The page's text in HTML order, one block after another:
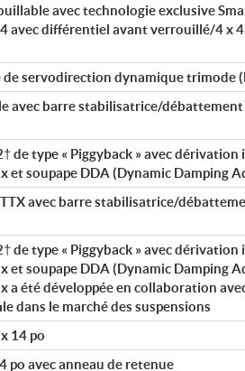
avec technologie exclusive
avec différentiel avant verrouillé/4 x 4
de servodirection dynamique trimode
avec barre stabilisatrice/débattement
de type « Piggyback » avec dérivation
et soupape DDA (Dynamic Damping
avec barre stabilisatrice/
de type « Piggyback » avec dérivation
et soupape DDA (Dynamic Damping
a été développée en collaboration
dans le marché des suspensions
14 po
po avec anneau de retenue